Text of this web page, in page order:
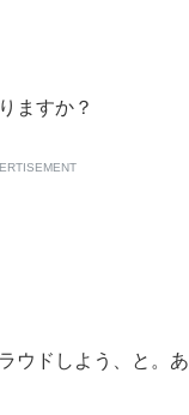
ますか？
ドしよう、と。